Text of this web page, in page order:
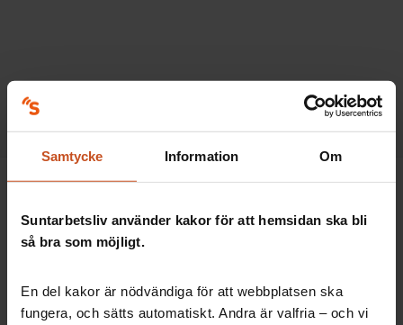
Samtycke Information Om
Suntarbetsliv använder kakor för att hemsidan ska bli
så bra som möjligt.
En del kakor är nödvändiga för att webbplatsen ska
fungera, och sätts automatiskt. Andra är valfria – och vi
i ditt arbete för friska arbetsplatser